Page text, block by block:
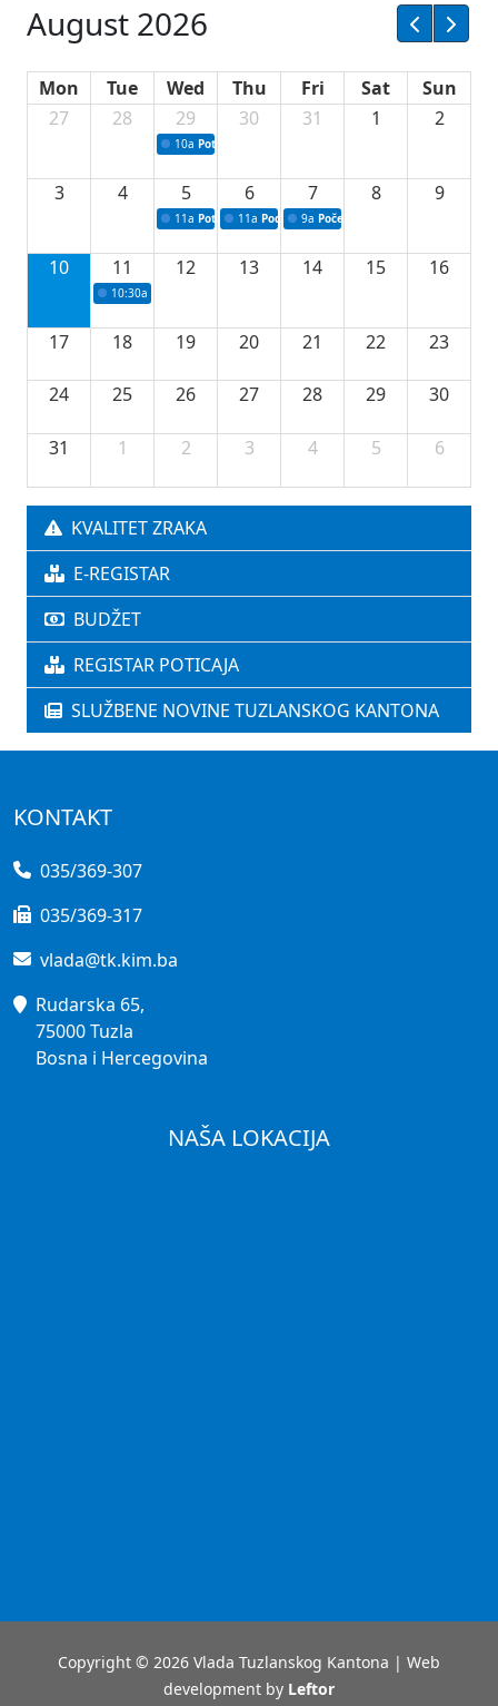
August 2026
Mon Tue Wed Thu Fri Sat
Sun
27
28 29
10a Potpisivanje ugovora sa neprofitnim
30 31 1 2
3 4 5
11a Potpisivanje ugovora o stipendijama za
6
11a Podrška razvoju vodne infrastrukture u
7
9a Početak izgradnje nove
8 9
10 11
10:30a
12 13 14 15 16
17 18 19 20 21 22 23
24 25 26 27 28 29 30
31 1 2 3 4 5 6
KVALITET ZRAKA
E-REGISTAR
BUDŽET
REGISTAR POTICAJA
SLUŽBENE NOVINE TUZLANSKOG KANTONA
KONTAKT
035/369-307
035/369-317
vlada@tk.kim.ba
Rudarska 65,
75000 Tuzla
Bosna i Hercegovina
NAŠA LOKACIJA
Copyright © 2026 Vlada Tuzlanskog Kantona | Web
development by Leftor